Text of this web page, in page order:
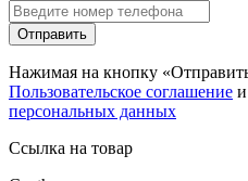
Отправить
Нажимая на кнопку
Пользовательское соглашение и
персональных данных
Ссылка на товар